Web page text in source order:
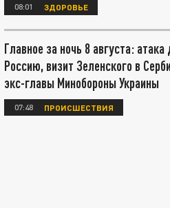
08:01 ЗДОРОВЬЕ
Главное за ночь 8 августа: атака
Россию, визит Зеленского в
экс-главы Минобороны Украины
07:48 ПРОИСШЕСТВИЯ